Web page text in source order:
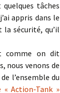
tâches
appris dans le
la sécurité, qu’il
comme on dit
nous venons de
l’ensemble du
« Action-Tank »